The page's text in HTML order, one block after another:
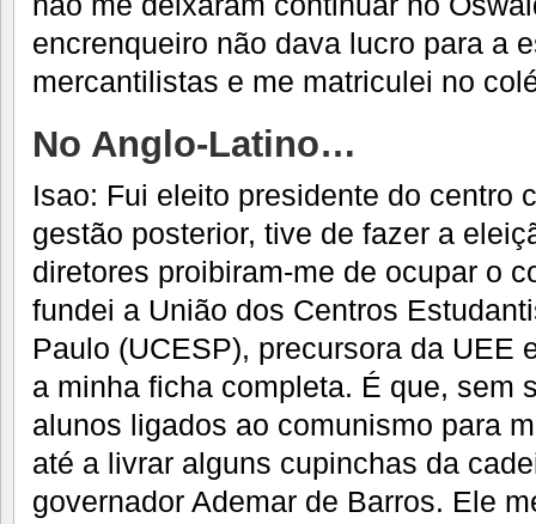
encrenqueiro não dava lucro para a
mercantilistas e me matriculei no
No Anglo-Latino…
Isao: Fui eleito presidente do centro
gestão posterior, tive de fazer a
diretores proibiram-me de ocupar o
fundei a União dos Centros
Paulo (UCESP), precursora da UEE
a minha ficha completa. É que, sem
alunos ligados ao comunismo para
até a livrar alguns cupinchas da
governador Ademar de Barros. Ele